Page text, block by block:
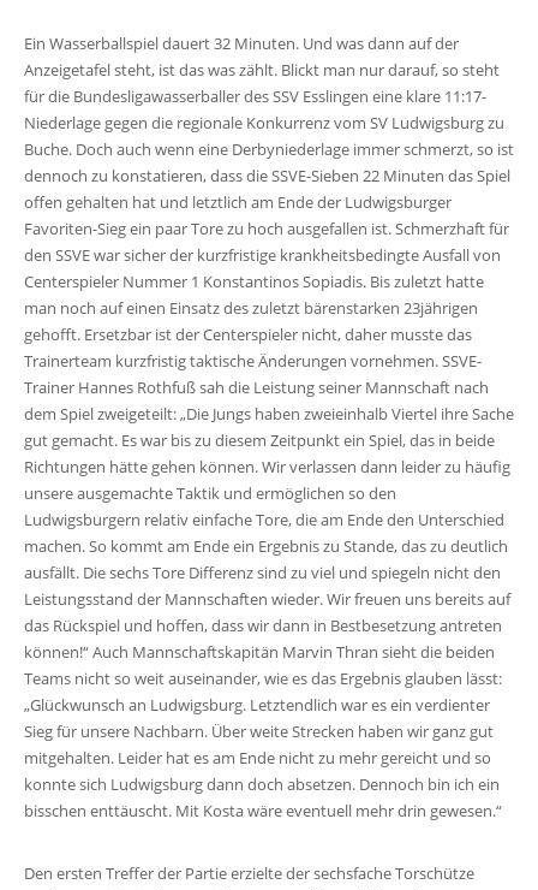
Ein Wasserballspiel dauert 32 Minuten. Und was dann auf der
Anzeigetafel steht, ist das was zählt. Blickt man nur darauf, so steht
für die Bundesligawasserballer des SSV Esslingen eine klare 11:17-
Niederlage gegen die regionale Konkurrenz vom SV Ludwigsburg zu
Buche. Doch auch wenn eine Derbyniederlage immer schmerzt, so ist
dennoch zu konstatieren, dass die SSVE-Sieben 22 Minuten das Spiel
offen gehalten hat und letztlich am Ende der Ludwigsburger
Favoriten-Sieg ein paar Tore zu hoch ausgefallen ist. Schmerzhaft für
den SSVE war sicher der kurzfristige krankheitsbedingte Ausfall von
Centerspieler Nummer 1 Konstantinos Sopiadis. Bis zuletzt hatte
man noch auf einen Einsatz des zuletzt bärenstarken 23jährigen
gehofft. Ersetzbar ist der Centerspieler nicht, daher musste das
Trainerteam kurzfristig taktische Änderungen vornehmen. SSVE-
Trainer Hannes Rothfuß sah die Leistung seiner Mannschaft nach
dem Spiel zweigeteilt: „Die Jungs haben zweieinhalb Viertel ihre Sache
gut gemacht. Es war bis zu diesem Zeitpunkt ein Spiel, das in beide
Richtungen hätte gehen können. Wir verlassen dann leider zu häufig
unsere ausgemachte Taktik und ermöglichen so den
Ludwigsburgern relativ einfache Tore, die am Ende den Unterschied
machen. So kommt am Ende ein Ergebnis zu Stande, das zu deutlich
ausfällt. Die sechs Tore Differenz sind zu viel und spiegeln nicht den
Leistungsstand der Mannschaften wieder. Wir freuen uns bereits auf
das Rückspiel und hoffen, dass wir dann in Bestbesetzung antreten
können!“ Auch Mannschaftskapitän Marvin Thran sieht die beiden
Teams nicht so weit auseinander, wie es das Ergebnis glauben lässt:
„Glückwunsch an Ludwigsburg. Letztendlich war es ein verdienter
Sieg für unsere Nachbarn. Über weite Strecken haben wir ganz gut
mitgehalten. Leider hat es am Ende nicht zu mehr gereicht und so
konnte sich Ludwigsburg dann doch absetzen. Dennoch bin ich ein
bisschen enttäuscht. Mit Kosta wäre eventuell mehr drin gewesen.“
Den ersten Treffer der Partie erzielte der sechsfache Torschütze